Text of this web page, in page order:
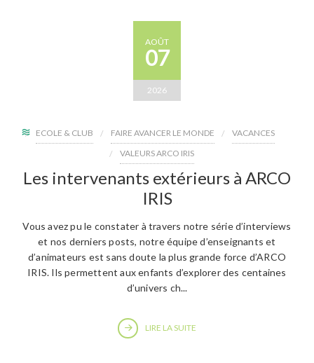
AOÛT
07
2026
ECOLE & CLUB FAIRE AVANCER LE MONDE
VACANCES
VALEURS ARCO IRIS
Les intervenants extérieurs à ARCO
IRIS
Vous avez pu le constater à travers notre série d’interviews
et nos derniers posts, notre équipe d’enseignants et
d’animateurs est sans doute la plus grande force d’ARCO
IRIS. Ils permettent aux enfants d’explorer des centaines
d’univers ch...
LIRE LA SUITE